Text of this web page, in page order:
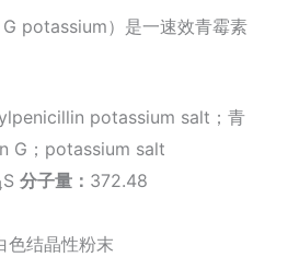
potassium）是一速效青霉素
potassium salt；青
G；potassium salt
S 分子量： 372.48
结晶性粉末